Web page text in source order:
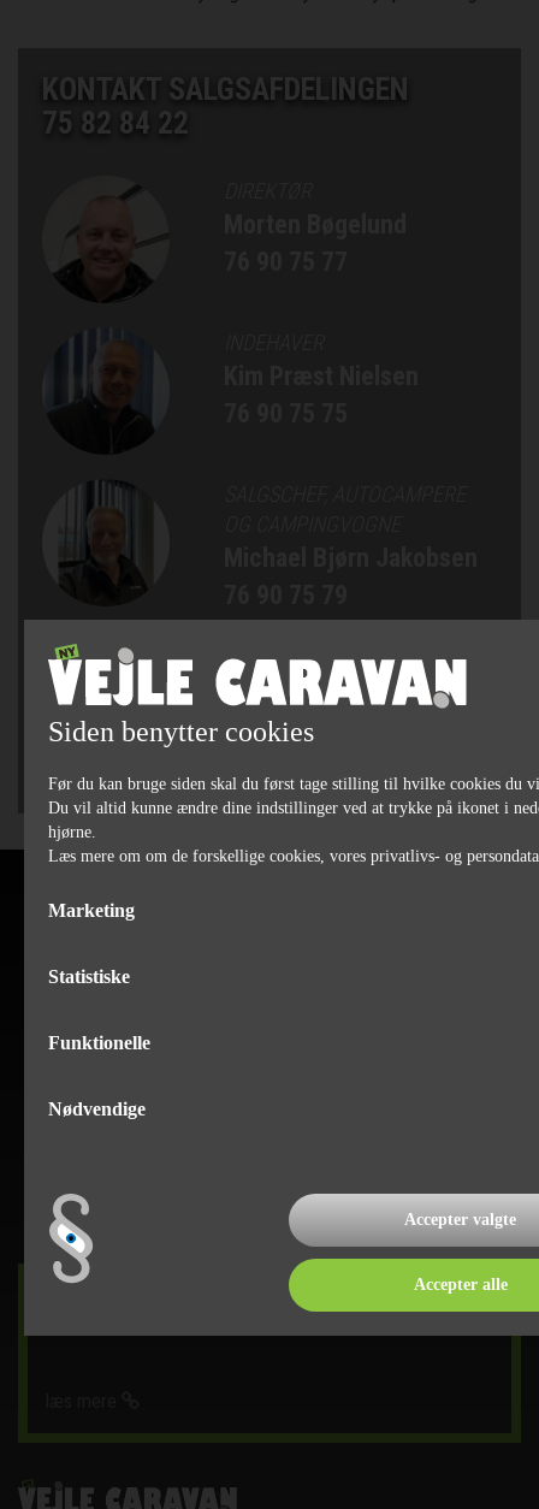
KONTAKT SALGSAFDELINGEN
75 82 84 22
SÆLGER
Jan Bertelsen
75 82 84 22
Siden benytter cookies
Før du kan bruge siden skal du først tage stilling til hvilke cookies du
Du vil altid kunne ændre dine indstillinger ved at trykke på ikonet i
hjørne.
Læs mere om om de forskellige cookies, vores privatlivs- og
Marketing
Statistiske
Funktionelle
Nødvendige
Accepter valgte
Accepter alle